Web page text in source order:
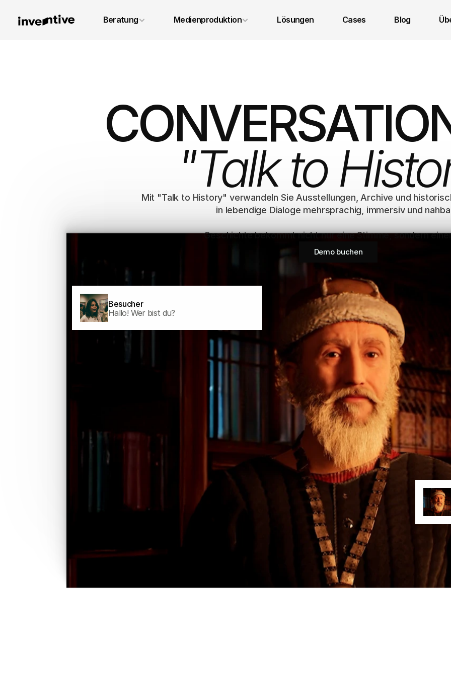
Beratung Medienproduktion Cases Blog
Lösungen
+49 6131 4887640
info@inventivestudios.de
"Talk to
Mit "Talk to History" verwandeln Sie Ausstellungen, Archive und
in lebendige Dialoge mehrsprachig, immersiv und
Geschichte bekommt nicht nur eine Stimme, sondern
Demo buchen
Besucher
Hallo! Wer bist du?